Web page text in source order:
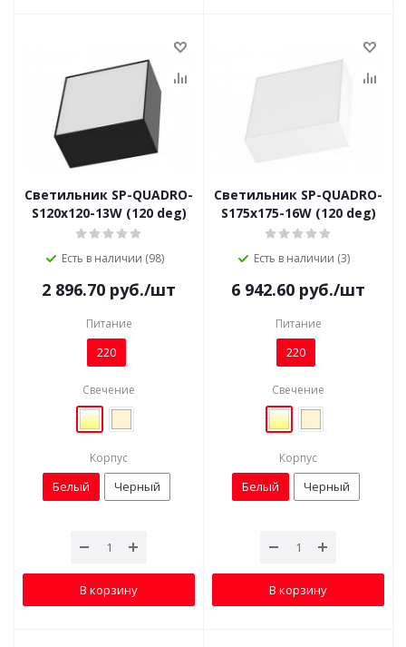
Светильник SP-QUADRO-
S120x120-13W (120 deg)
Есть в наличии (98)
2 896.70 руб./шт
Питание
220
Свечение
Корпус
Белый Черный
В корзину
Светильник SP-QUADRO-
S175x175-16W (120 deg)
Есть в наличии (3)
6 942.60 руб./шт
Питание
220
Свечение
Корпус
Белый Черный
В корзину